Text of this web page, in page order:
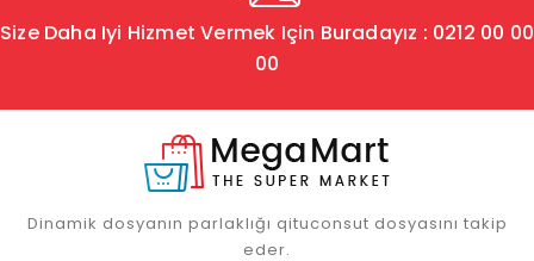
Size Daha Iyi Hizmet Vermek Için Buradayız : 0212 00 00
00
Dinamik dosyanın parlaklığı qituconsut dosyasını takip
eder.